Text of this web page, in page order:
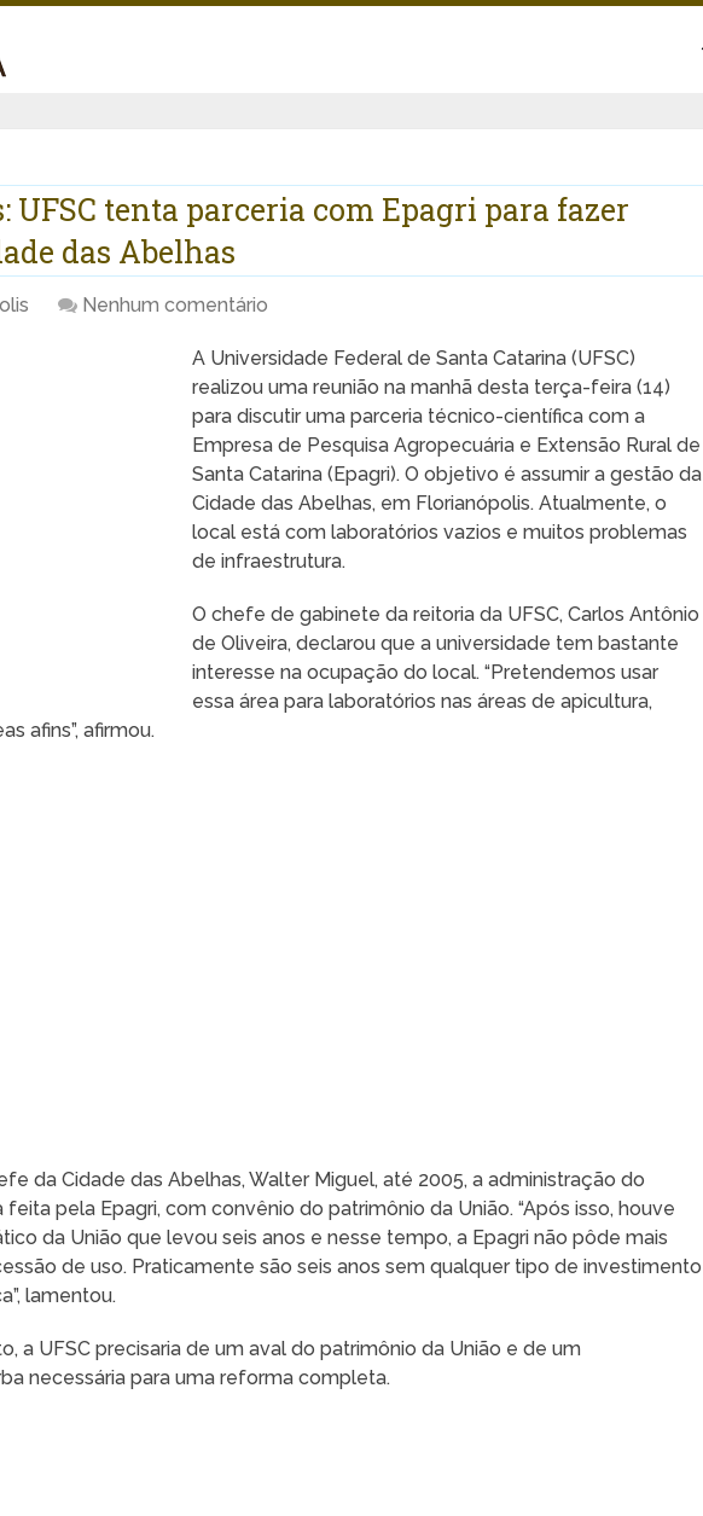
UFSC tenta parceria com Epagri para fazer
das Abelhas
Nenhum comentário
A Universidade Federal de Santa Catarina (UFSC)
realizou uma reunião na manhã desta terça-feira (14)
para discutir uma parceria técnico-científica com a
Empresa de Pesquisa Agropecuária e Extensão Rural de
Santa Catarina (Epagri). O objetivo é assumir a gestão da
Cidade das Abelhas, em Florianópolis. Atualmente, o
local está com laboratórios vazios e muitos problemas
de infraestrutura.
O chefe de gabinete da reitoria da UFSC, Carlos Antônio
de Oliveira, declarou que a universidade tem bastante
interesse na ocupação do local. “Pretendemos usar
essa área para laboratórios nas áreas de apicultura,
afins”, afirmou.
da Cidade das Abelhas, Walter Miguel, até 2005, a administração do
pela Epagri, com convênio do patrimônio da União. “Após isso, houve
da União que levou seis anos e nesse tempo, a Epagri não pôde mais
de uso. Praticamente são seis anos sem qualquer tipo de investimento
lamentou.
a UFSC precisaria de um aval do patrimônio da União e de um
necessária para uma reforma completa.